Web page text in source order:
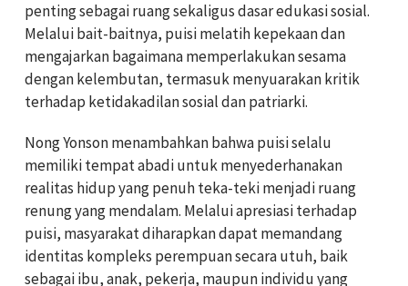
penting sebagai ruang sekaligus dasar edukasi sosial.
Melalui bait-baitnya, puisi melatih kepekaan dan
mengajarkan bagaimana memperlakukan sesama
dengan kelembutan, termasuk menyuarakan kritik
terhadap ketidakadilan sosial dan patriarki.
Nong Yonson menambahkan bahwa puisi selalu
memiliki tempat abadi untuk menyederhanakan
realitas hidup yang penuh teka-teki menjadi ruang
renung yang mendalam. Melalui apresiasi terhadap
puisi, masyarakat diharapkan dapat memandang
identitas kompleks perempuan secara utuh, baik
sebagai ibu, anak, pekerja, maupun individu yang